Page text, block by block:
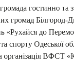
гостинно та
громад Білгород-
«Рухайся до
спорту Одеської
організація